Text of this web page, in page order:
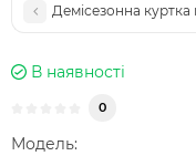
Демісезонна
В наявності
0
Модель: